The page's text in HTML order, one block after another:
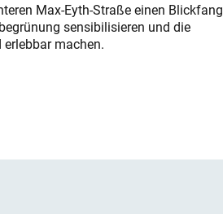
Max-Eyth-Straße einen Blickfang
sensibilisieren und die
machen.